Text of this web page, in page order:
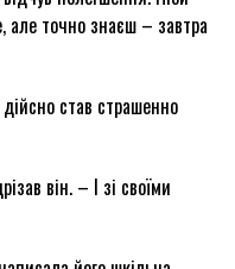
точно знаєш – завтра
став страшенно
він. – І зі своїми